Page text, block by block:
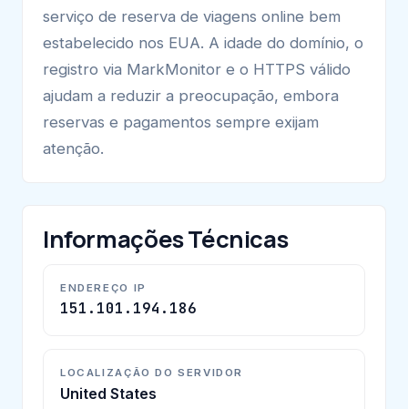
serviço de reserva de viagens online bem
estabelecido nos EUA. A idade do domínio, o
registro via MarkMonitor e o HTTPS válido
ajudam a reduzir a preocupação, embora
reservas e pagamentos sempre exijam
atenção.
Informações Técnicas
ENDEREÇO IP
151.101.194.186
LOCALIZAÇÃO DO SERVIDOR
United States